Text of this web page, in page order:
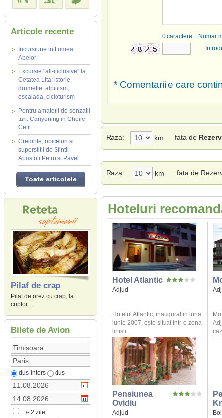
Articole recente
Incursiune in Lumea
Apelor
Excursie "all-inclusive" la
Cetatea Lita: istorie,
drumetie, alpinism,
escalada, cicloturism
Pentru amatorii de senzatii
tari: Canyoning in Cheile
Cetii
Credinte, obiceiuri si
superstitii de Sfintii
Apostoli Petru si Pavel
Toate articolele
Pilaf de crap
Pilaf de orez cu crap, la
cuptor. ...
Bilete de Avion
dus-intors dus
+/- 2 zile
0 caractere :: Numar
* Comentariile care
Raza: km fata de
Raza: km fata de
Hoteluri
Hotel Atlantic
Adjud
Hotelul Atlantic, inaugurat in luna
iunie 2007, este situat intr-o zona
linisti ...
Pensiunea
Ovidiu
Adjud